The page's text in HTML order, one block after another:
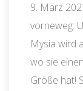
9. März
vorneweg:
Mysia wird
wo sie
Größe hat!